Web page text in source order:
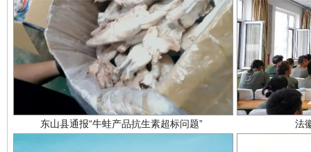
东山县通报“牛蛙产品抗生素超标问题” 法